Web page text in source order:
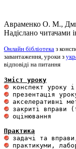
Авраменко О. М.,
Надіслано читачами
Онлайн бібліотека з
завантаження, уроки з
відповіді на питання
Зміст уроку
оцінювання
Практика